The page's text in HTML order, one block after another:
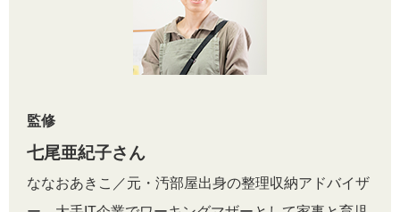
監修
七尾亜紀子さん
ななおあきこ／元・汚部屋出身の整理収納アドバイザ